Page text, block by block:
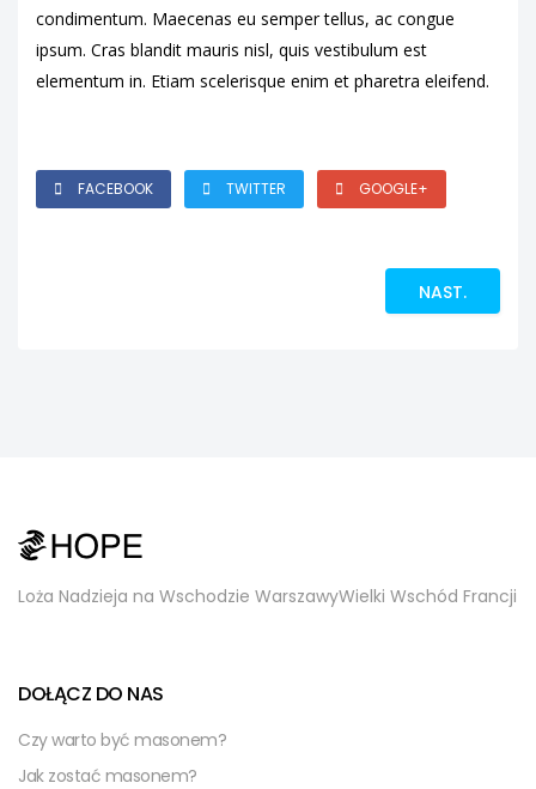
condimentum. Maecenas eu semper tellus, ac congue
ipsum. Cras blandit mauris nisl, quis vestibulum est
elementum in. Etiam scelerisque enim et pharetra eleifend.
FACEBOOK TWITTER GOOGLE+
NAST.
Loża Nadzieja na Wschodzie WarszawyWielki Wschód Francji
DOŁĄCZ DO NAS
Czy warto być masonem?
Jak zostać masonem?